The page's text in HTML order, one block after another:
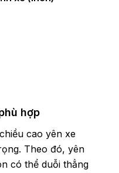
hợp
cao yên xe
Theo đó, yên
có thể duỗi thẳng